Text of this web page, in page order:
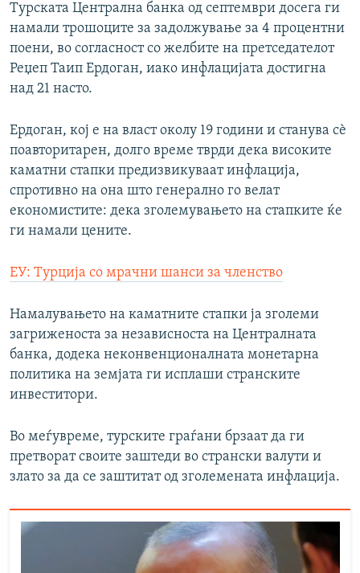
Турската Централна банка од септември досега ги
намали трошоците за задолжување за 4 процентни
поени, во согласност со желбите на претседателот
Реџеп Таип Ердоган, иако инфлацијата достигна
над 21 насто.
Ердоган, кој е на власт околу 19 години и станува сѐ
поавторитарен, долго време тврди дека високите
каматни стапки предизвикуваат инфлација,
спротивно на она што генерално го велат
економистите: дека зголемувањето на стапките ќе
ги намали цените.
ЕУ: Турција со мрачни шанси за членство
Намалувањето на каматните стапки ја зголеми
загриженоста за независноста на Централната
банка, додека неконвенционалната монетарна
политика на земјата ги исплаши странските
инвеститори.
Во меѓувреме, турските граѓани брзаат да ги
претворат своите заштеди во странски валути и
злато за да се заштитат од зголемената инфлација.